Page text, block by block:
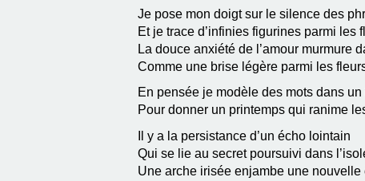
Je pose mon doigt sur le silence des
Et je trace d’infinies figurines parmi les
La douce anxiété de l’amour murmure
Comme une brise légère parmi les
En pensée je modèle des mots dans
Pour donner un printemps qui ranime
Il y a la persistance d’un écho lointain
Qui se lie au secret poursuivi dans
Une arche irisée enjambe une nouvelle